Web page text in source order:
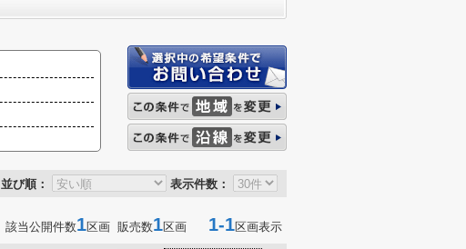
並び順： 表示件数：
該当公開件数1区画 販売数1区画 1-1区画表示